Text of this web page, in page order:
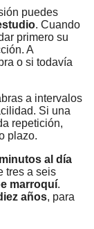
puedes
. Cuando
primero su
A
o si todavía
a intervalos
Si una
repetición,
plazo.
al día
tres a seis
marroquí.
años, para